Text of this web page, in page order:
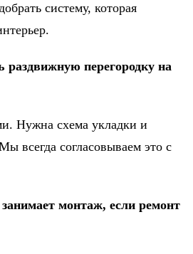
систему, которая
перегородку на
Нужна схема укладки и
всегда согласовываем это с
монтаж, если ремонт